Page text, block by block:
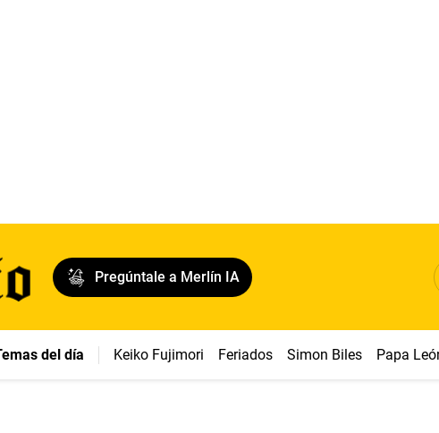
Pregúntale a Merlín IA
del día Keiko Fujimori Feriados Simon Biles Papa